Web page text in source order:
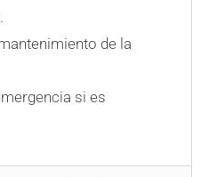
de la
si es